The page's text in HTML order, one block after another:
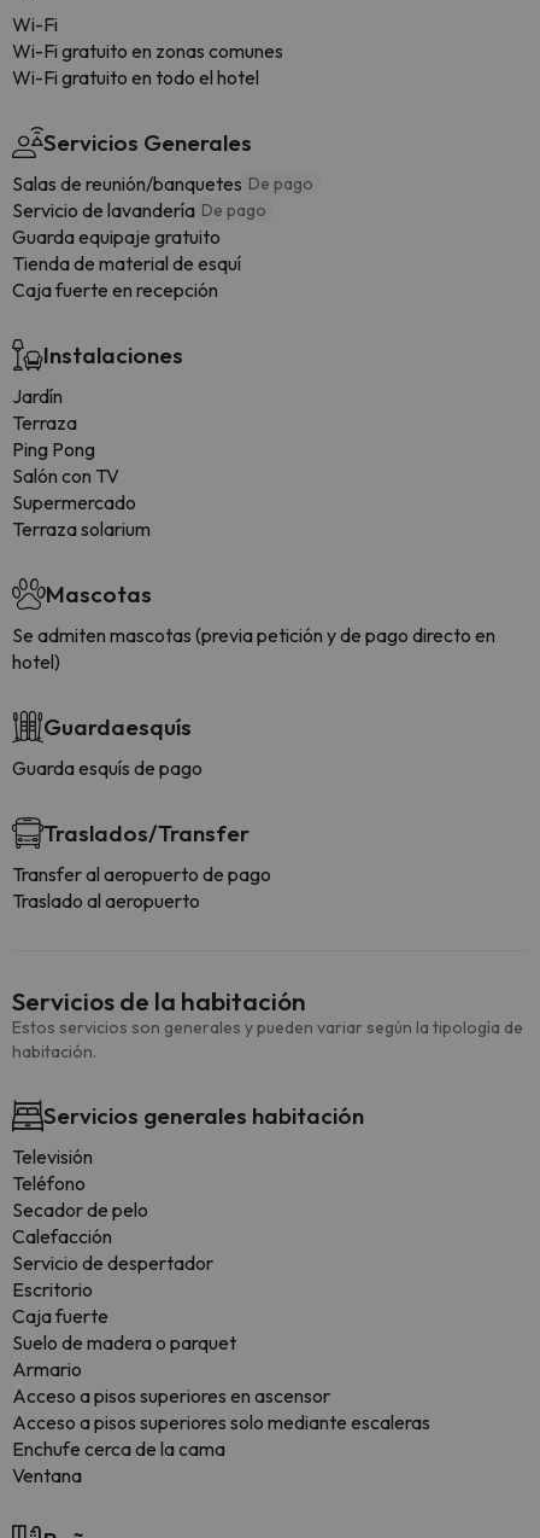
Wi-Fi
Wi-Fi gratuito en zonas comunes
Wi-Fi gratuito en todo el hotel
Servicios Generales
Salas de reunión/banquetes De pago
Servicio de lavandería De pago
Guarda equipaje gratuito
Tienda de material de esquí
Caja fuerte en recepción
Instalaciones
Jardín
Terraza
Ping Pong
Salón con TV
Supermercado
Terraza solarium
Mascotas
Se admiten mascotas (previa petición y de pago directo en
hotel)
Guardaesquís
Guarda esquís de pago
Traslados/Transfer
Transfer al aeropuerto de pago
Traslado al aeropuerto
Servicios de la habitación
Estos servicios son generales y pueden variar según la tipología de
habitación.
Servicios generales habitación
Televisión
Teléfono
Secador de pelo
Calefacción
Servicio de despertador
Escritorio
Caja fuerte
Suelo de madera o parquet
Armario
Acceso a pisos superiores en ascensor
Acceso a pisos superiores solo mediante escaleras
Enchufe cerca de la cama
Ventana